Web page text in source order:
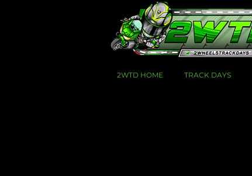
2WTD HOME TRACK DAYS